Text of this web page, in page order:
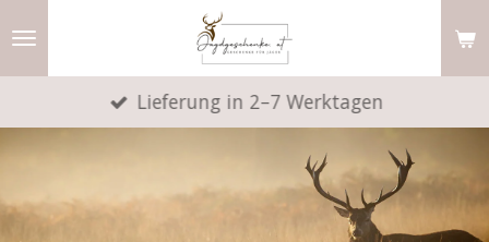
Zum
Lieferung in 2–7 Werktagen